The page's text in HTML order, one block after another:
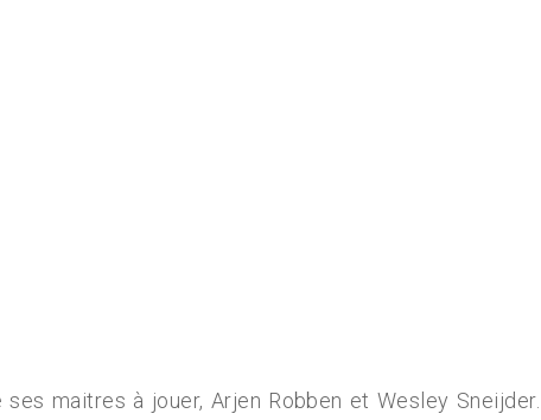
maitres à jouer, Arjen Robben et Wesley